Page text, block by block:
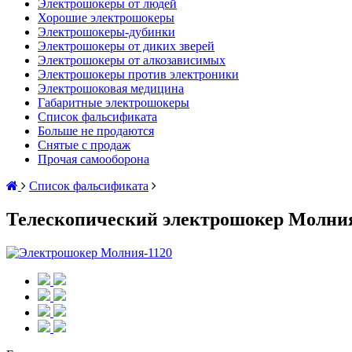
Электрошокеры от людей
Хорошие электрошокеры
Электрошокеры-дубинки
Электрошокеры от диких зверей
Электрошокеры от алкозависимых
Электрошокеры против электроники
Электрошоковая медицина
Габаритные электрошокеры
Список фальсификата
Больше не продаются
Снятые с продаж
Прочая самооборона
Список фальсификата
Телескопический электрошокер